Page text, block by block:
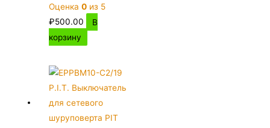
Оценка0 из 5
₽500.00
В
корзину